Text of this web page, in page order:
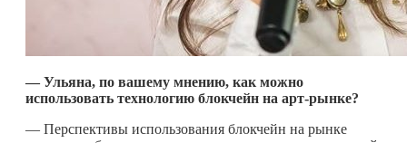
— Ульяна, по вашему мнению, как можно
использовать технологию блокчейн на арт-рынке?
— Перспективы использования блокчейн на рынке